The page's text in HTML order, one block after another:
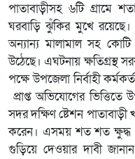
পাতাবাড়ীসহ ৬টি গ্রামে
ঘরবাড়ি ঝুঁকির মুখে রয়েছে।
অন্যান্য মালামাল সহ
উঠেছে। এঘটনায় ক্ষতিগ্রস্থ
পক্ষে উপজেলা নির্বাহী
প্রাপ্ত অভিযোগের ভিত্তিতে
সদর দক্ষিণ ষ্টেশন পাতাবাড়ী
করেন। এসময় শত শত ক্ষুদ্ধ
গুড়িয়ে দেওয়ার দাবী